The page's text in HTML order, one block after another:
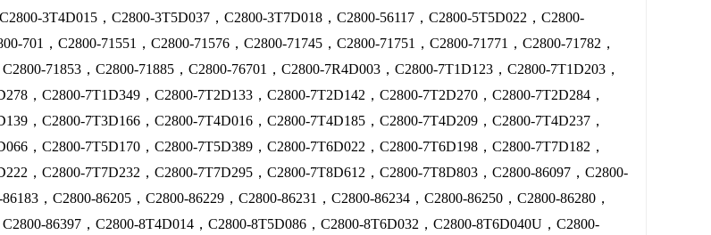
3T4D015，C2800-3T5D037，C2800-3T7D018，C2800-56117，C2800-5T5D022，C2800-
701，C2800-71551，C2800-71576，C2800-71745，C2800-71751，C2800-71771，C2800-71782，
71853，C2800-71885，C2800-76701，C2800-7R4D003，C2800-7T1D123，C2800-7T1D203，
，C2800-7T1D349，C2800-7T2D133，C2800-7T2D142，C2800-7T2D270，C2800-7T2D284，
，C2800-7T3D166，C2800-7T4D016，C2800-7T4D185，C2800-7T4D209，C2800-7T4D237，
，C2800-7T5D170，C2800-7T5D389，C2800-7T6D022，C2800-7T6D198，C2800-7T7D182，
，C2800-7T7D232，C2800-7T7D295，C2800-7T8D612，C2800-7T8D803，C2800-86097，C2800-
，C2800-86205，C2800-86229，C2800-86231，C2800-86234，C2800-86250，C2800-86280，
86397，C2800-8T4D014，C2800-8T5D086，C2800-8T6D032，C2800-8T6D040U，C2800-